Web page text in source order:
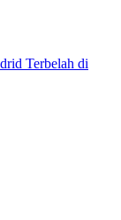
Terbelah di